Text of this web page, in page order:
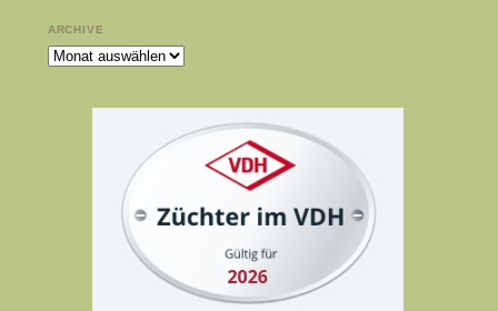
ARCHIVE
Archive